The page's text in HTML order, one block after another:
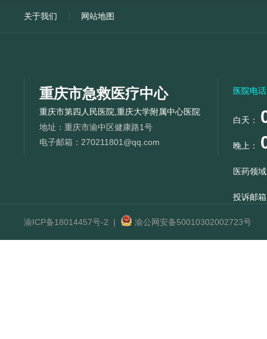
关于我们 网站地图
重庆市急救医疗中心
重庆市第四人民医院,重庆大学附属中心医院
地址： 重庆市渝中区健康路1号
电子邮箱： 270211801@qq.com
医院电
白天：
晚上：
医药领
投诉邮
渝ICP备18014457号-2 | 渝公网安备50010302002723号